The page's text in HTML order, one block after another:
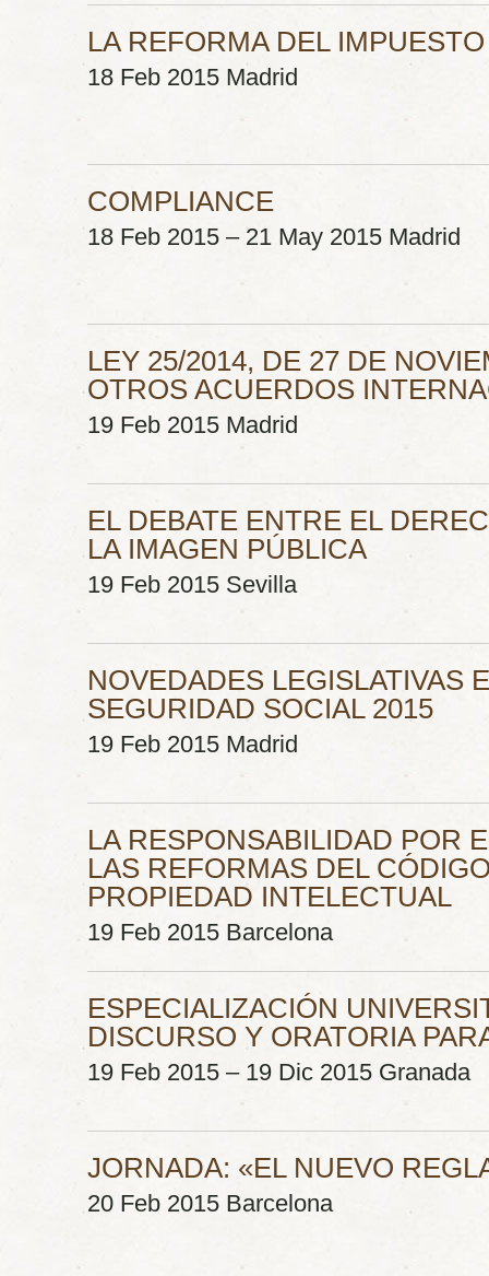
LA REFORMA DEL
18 Feb 2015 Madrid
COMPLIANCE
18 Feb 2015 – 21 May 2015 Madrid
LEY 25/2014, DE 27 DE
OTROS ACUERDOS
19 Feb 2015 Madrid
EL DEBATE ENTRE EL
LA IMAGEN PÚBLICA
19 Feb 2015 Sevilla
NOVEDADES LEGISLATIVAS
SEGURIDAD SOCIAL 2015
19 Feb 2015 Madrid
LA RESPONSABILIDAD POR
LAS REFORMAS DEL
PROPIEDAD INTELECTUAL
19 Feb 2015 Barcelona
ESPECIALIZACIÓN
DISCURSO Y ORATORIA
19 Feb 2015 – 19 Dic 2015 Granada
JORNADA: «EL NUEVO
20 Feb 2015 Barcelona